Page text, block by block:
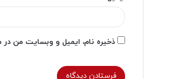
ذخیره نام، ایمیل و وبسایت من در